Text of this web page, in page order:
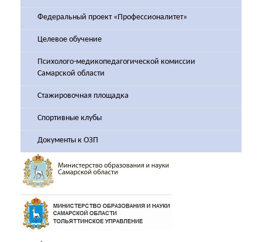
Федеральный проект «Профессионалитет»
Целевое обучение
Психолого-медикопедагогической комиссии
Самарской области
Стажировочная площадка
Спортивные клубы
Документы к ОЗП